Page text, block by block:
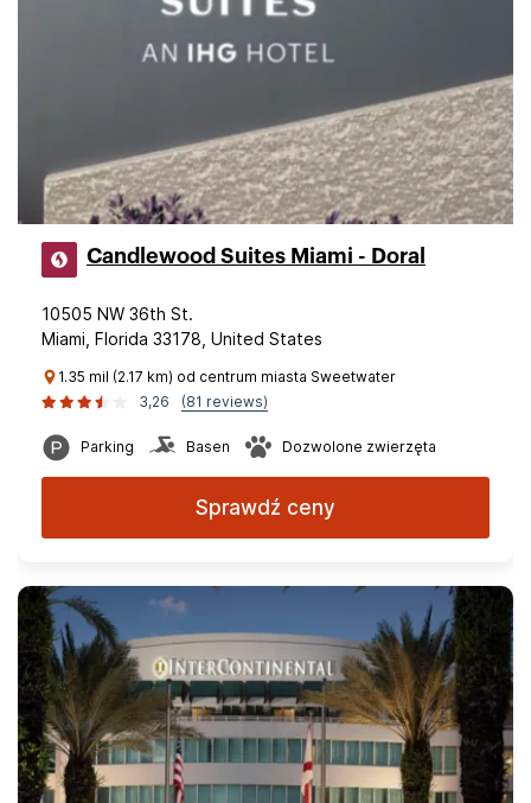
Candlewood Suites Miami - Doral
10505 NW 36th St.
Miami, Florida 33178, United States
1.35 mil (2.17 km) od centrum miasta Sweetwater
3,26
(81 reviews)
Parking Basen Dozwolone zwierzęta
Sprawdź ceny